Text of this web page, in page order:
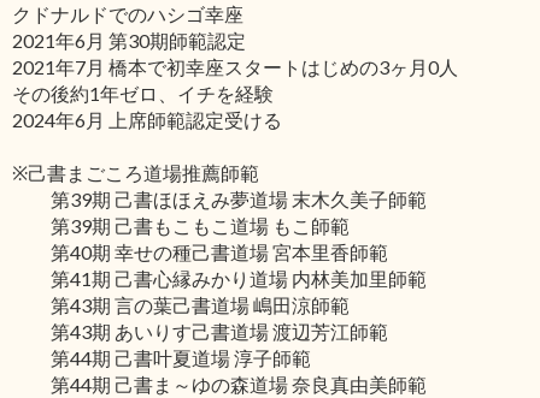
クドナルドでのハシゴ幸座
2021年6月 第30期師範認定
2021年7月 橋本で初幸座スタートはじめの3ヶ月0人
その後約1年ゼロ、イチを経験
2024年6月 上席師範認定受ける
※己書まごころ道場推薦師範
第39期 己書ほほえみ夢道場 末木久美子師範
第39期 己書もこもこ道場 もこ師範
第40期 幸せの種己書道場 宮本里香師範
第41期 己書心縁みかり道場 内林美加里師範
第43期 言の葉己書道場 嶋田涼師範
第43期 あいりす己書道場 渡辺芳江師範
第44期 己書叶夏道場 淳子師範
第44期 己書ま～ゆの森道場 奈良真由美師範